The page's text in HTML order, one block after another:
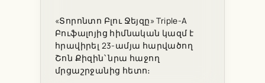
«Տորոնտո Բլու Ջեյզը» Triple-A
Բուֆալոյից հիմնական կազմ է
հրավիրել 23-ամյա հարվածող
Շոն Քիզին՝ նրա հաջող
մրցաշրջանից հետո։